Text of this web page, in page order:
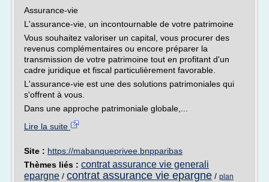
Assurance-vie
L'assurance-vie, un incontournable de votre patrimoine
Vous souhaitez valoriser un capital, vous procurer des
revenus complémentaires ou encore préparer la
transmission de votre patrimoine tout en profitant d'un
cadre juridique et fiscal particulièrement favorable.
L'assurance-vie est une des solutions patrimoniales qui
s'offrent à vous.
Dans une approche patrimoniale globale,...
Lire la suite
Site : https://mabanqueprivee.bnpparibas
Thèmes liés : contrat assurance vie generali
epargne / contrat assurance vie epargne / plan